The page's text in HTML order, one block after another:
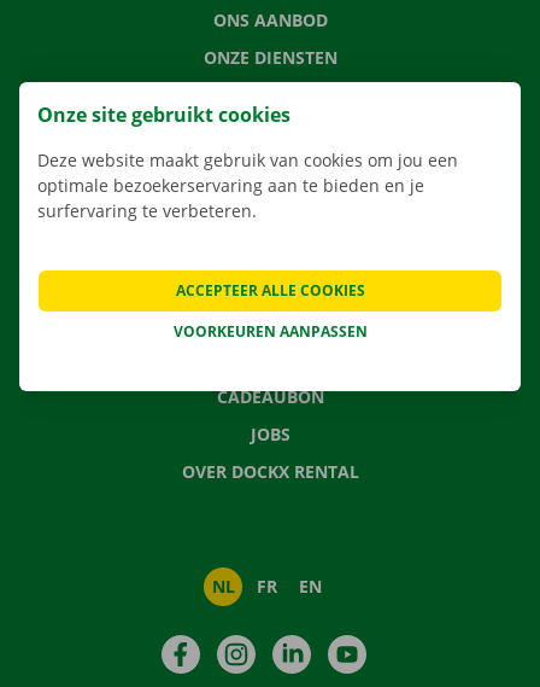
ONS AANBOD
ONZE DIENSTEN
VERHUISOPLOSSINGEN
CONTACTEER ONS
VEELGESTELDE VRAGEN
CADEAUBON
JOBS
OVER DOCKX RENTAL
NL FR EN
FacebookInstagramLinkedIn
Onze site gebruikt cookies
Deze website maakt gebruik van cookies om jou een
optimale bezoekerservaring aan te bieden en je
surfervaring te verbeteren.
VOORKEUREN AANPASSEN
ACCEPTEER ALLE COOKIES